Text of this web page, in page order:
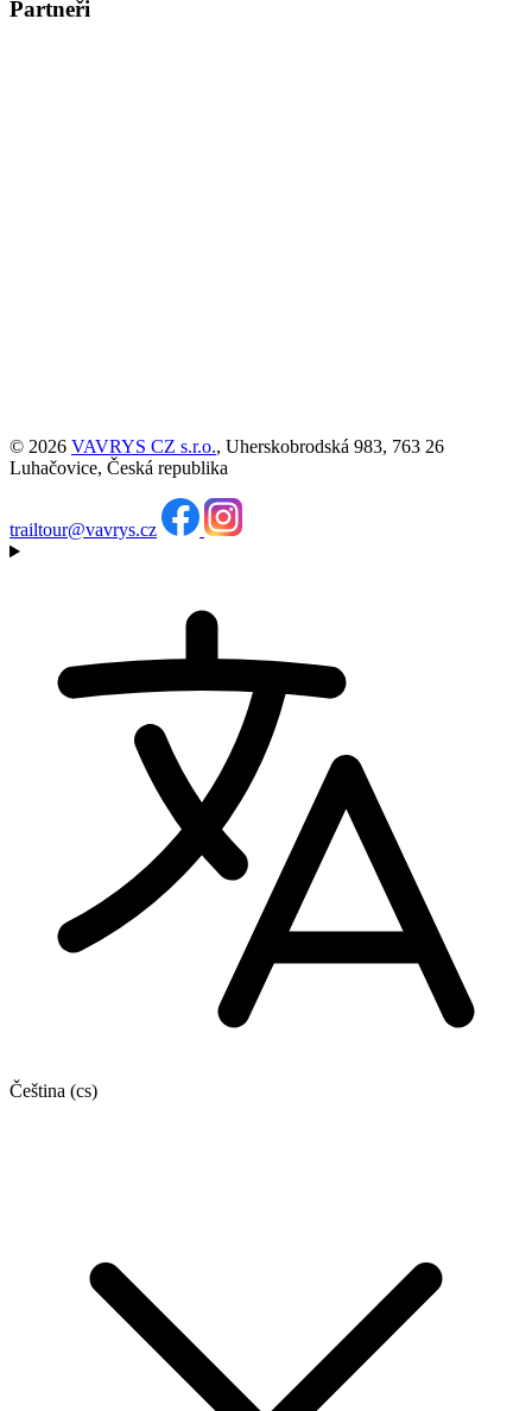
Partneři
© 2026 VAVRYS CZ s.r.o., Uherskobrodská 983, 763 26
Luhačovice, Česká republika
trailtour@vavrys.cz
Čeština (cs)